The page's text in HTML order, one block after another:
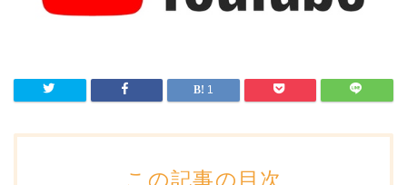
1
この記事の目次